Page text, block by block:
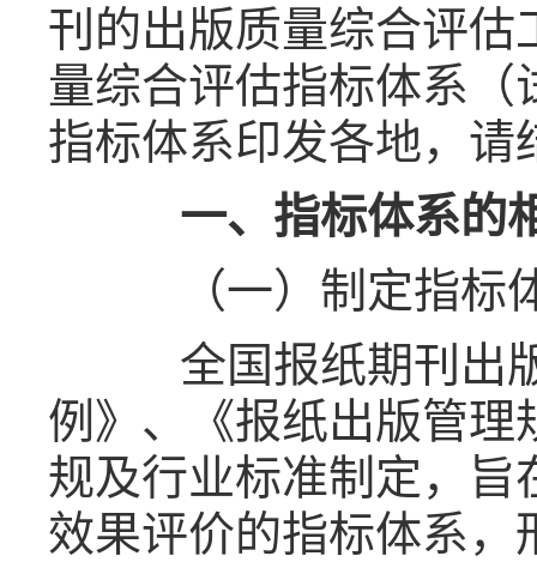
刊的出版质量综合评
量综合评估指标体系（
指标体系印发各地，请
一、指标体系的
（一）制定指标
全国报纸期刊出版
例》、《报纸出版管
规及行业标准制定，
效果评价的指标体系